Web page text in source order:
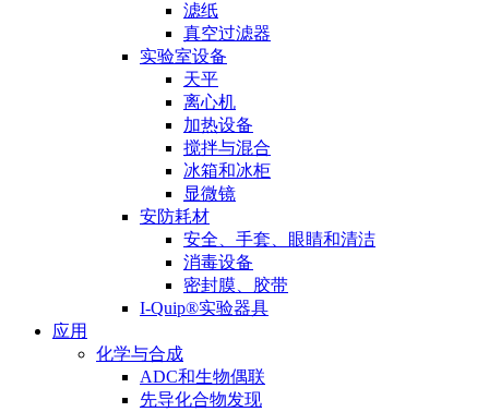
滤纸
真空过滤器
实验室设备
天平
离心机
加热设备
搅拌与混合
冰箱和冰柜
显微镜
安防耗材
安全、手套、眼睛和清洁
消毒设备
密封膜、胶带
I-Quip®️实验器具
应用
化学与合成
ADC和生物偶联
先导化合物发现